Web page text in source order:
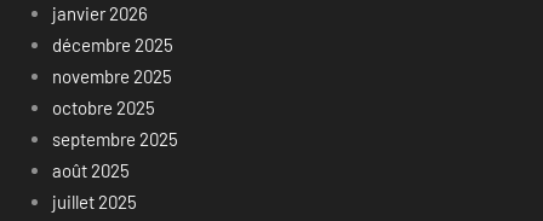
janvier 2026
décembre 2025
novembre 2025
octobre 2025
septembre 2025
août 2025
juillet 2025